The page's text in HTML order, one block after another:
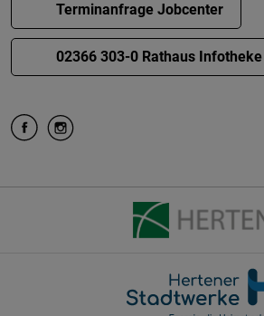
Terminanfrage Jobcenter
02366 303-0 Rathaus Infotheke